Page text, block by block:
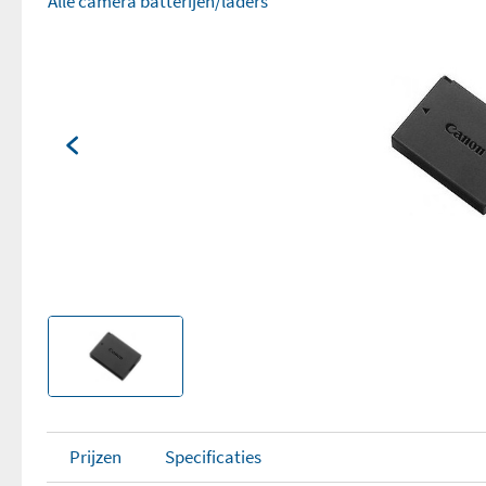
Prijzen Specificaties